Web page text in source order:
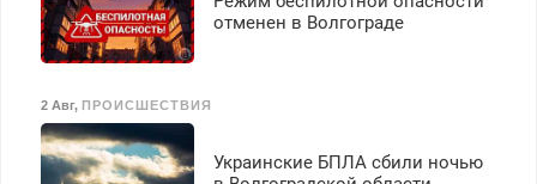
отменен в Волгограде
2 Авг, ПРОИСШЕСТВИЯ
Украинские БПЛА сбили ночью